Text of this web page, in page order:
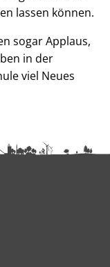
lassen können.
sogar Applaus,
in der
viel Neues